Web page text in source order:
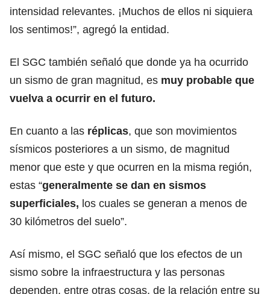
intensidad relevantes. ¡Muchos de ellos ni siquiera
los sentimos!”, agregó la entidad.
El SGC también señaló que donde ya ha ocurrido
un sismo de gran magnitud, es muy probable que
vuelva a ocurrir en el futuro.
En cuanto a las réplicas, que son movimientos
sísmicos posteriores a un sismo, de magnitud
menor que este y que ocurren en la misma región,
estas “generalmente se dan en sismos
superficiales, los cuales se generan a menos de
30 kilómetros del suelo”.
Así mismo, el SGC señaló que los efectos de un
sismo sobre la infraestructura y las personas
dependen, entre otras cosas, de la relación entre su